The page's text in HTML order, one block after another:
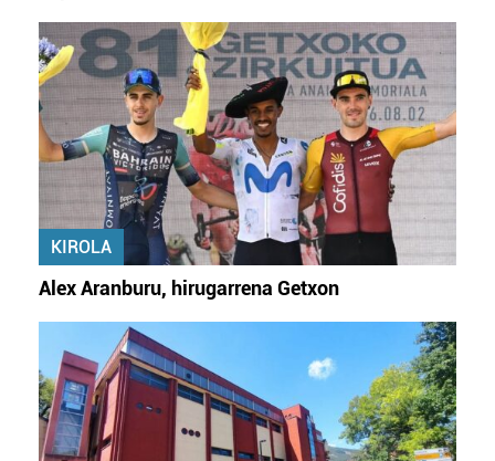
KIROLA
Alex Aranburu, hirugarrena Getxon